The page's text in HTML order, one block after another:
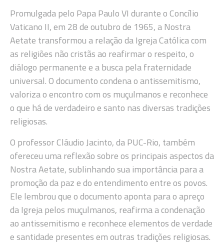
Promulgada pelo Papa Paulo VI durante o Concílio
Vaticano II, em 28 de outubro de 1965, a Nostra
Aetate transformou a relação da Igreja Católica com
as religiões não cristãs ao reafirmar o respeito, o
diálogo permanente e a busca pela fraternidade
universal. O documento condena o antissemitismo,
valoriza o encontro com os muçulmanos e reconhece
o que há de verdadeiro e santo nas diversas tradições
religiosas.
O professor Cláudio Jacinto, da PUC-Rio, também
ofereceu uma reflexão sobre os principais aspectos da
Nostra Aetate, sublinhando sua importância para a
promoção da paz e do entendimento entre os povos.
Ele lembrou que o documento aponta para o apreço
da Igreja pelos muçulmanos, reafirma a condenação
ao antissemitismo e reconhece elementos de verdade
e santidade presentes em outras tradições religiosas.